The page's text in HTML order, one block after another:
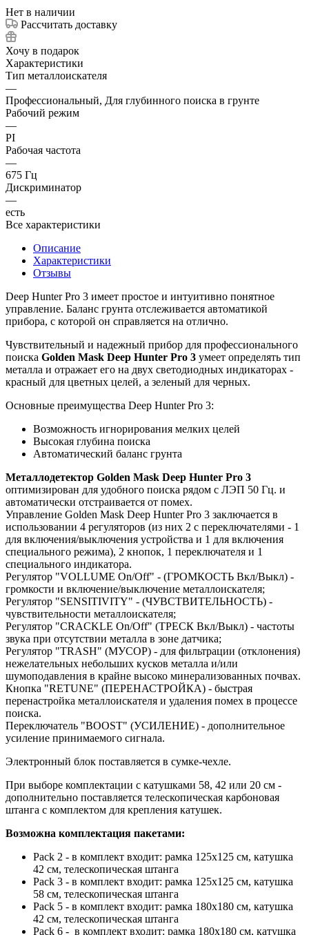
Нет в наличии
Рассчитать доставку
Хочу в подарок
Характеристики
Тип металлоискателя
—
Профессиональный, Для глубинного поиска в грунте
Рабочий режим
—
PI
Рабочая частота
—
675 Гц
Дискриминатор
—
есть
Все характеристики
Описание
Характеристики
Отзывы
Deep Hunter Pro 3 имеет простое и интуитивно понятное
управление. Баланс грунта отслеживается автоматикой
прибора, с которой он справляется на отлично.
Чувствительный и надежный прибор для профессионального
поиска Golden Mask Deep Hunter Pro 3 умеет определять тип
металла и отражает его на двух светодиодных индикаторах -
красный для цветных целей, а зеленый для черных.
Основные преимущества Deep Hunter Pro 3:
Возможность игнорирования мелких целей
Высокая глубина поиска
Автоматический баланс грунта
Металлодетектор Golden Mask Deep Hunter Pro 3
оптимизирован для удобного поиска рядом с ЛЭП 50 Гц. и
автоматически отстраивается от помех.
Управление Golden Mask Deep Hunter Pro 3 заключается в
использовании 4 регуляторов (из них 2 с переключателями - 1
для включения/выключения устройства и 1 для включения
специального режима), 2 кнопок, 1 переключателя и 1
специального индикатора.
Регулятор "VOLLUME On/Off" - (ГРОМКОСТЬ Вкл/Выкл) -
громкости и включение/выключение металлоискателя;
Регулятор "SENSITIVITY" - (ЧУВСТВИТЕЛЬНОСТЬ) -
чувствительности металлоискателя;
Регулятор "CRACKLE On/Off" (ТРЕСК Вкл/Выкл) - частоты
звука при отсутствии металла в зоне датчика;
Регулятор "TRASH" (МУСОР) - для фильтрации (отклонения)
нежелательных небольших кусков металла и/или
шумоподавления в крайне высоко минерализованных почвах.
Кнопка "RETUNE" (ПЕРЕНАСТРОЙКА) - быстрая
перенастройка металлоискателя и удаления помех в процессе
поиска.
Переключатель "BOOST" (УСИЛЕНИЕ) - дополнительное
усиление принимаемого сигнала.
Электронный блок поставляется в сумке-чехле.
При выборе комплектации с катушками 58, 42 или 20 см -
дополнительно поставляется телескопическая карбоновая
штанга с комплектом для крепления катушек.
Возможна комплектация пакетами:
Pack 2 - в комплект входит: рамка 125х125 см, катушка
42 см, телескопическая штанга
Pack 3 - в комплект входит: рамка 125х125 см, катушка
58 см, телескопическая штанга
Pack 5 - в комплект входит: рамка 180х180 см, катушка
42 см, телескопическая штанга
Pack 6 - в комплект входит: рамка 180х180 см, катушка